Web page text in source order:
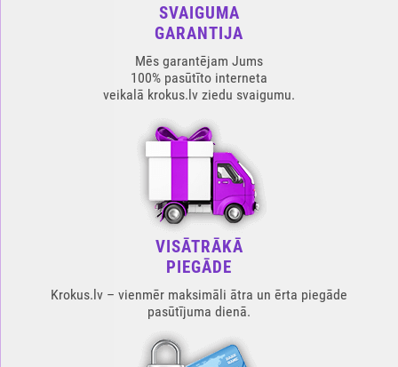
SVAIGUMA
GARANTIJA
Mēs garantējam Jums
100% pasūtīto interneta
veikalā krokus.lv ziedu svaigumu.
VISĀTRĀKĀ
PIEGĀDE
Krokus.lv – vienmēr maksimāli ātra un ērta piegāde
pasūtījuma dienā.